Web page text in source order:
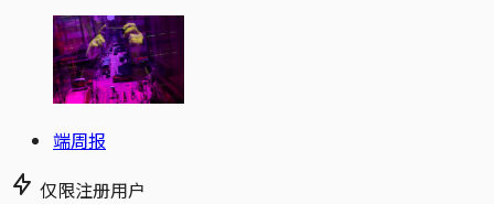
端周报
仅限注册用户